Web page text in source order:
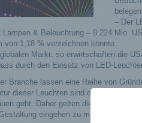
– Der
& Beleuchtung – 8.224 Mio.
von 1,18 % verzeichnen könnte.
Markt, so erwirtschaften die
durch den Einsatz von LED-
Branche lassen eine Reihe von
dieser Leuchten sind diese
geht. Daher gelten diese Leuchten
eingehen zu müssen.